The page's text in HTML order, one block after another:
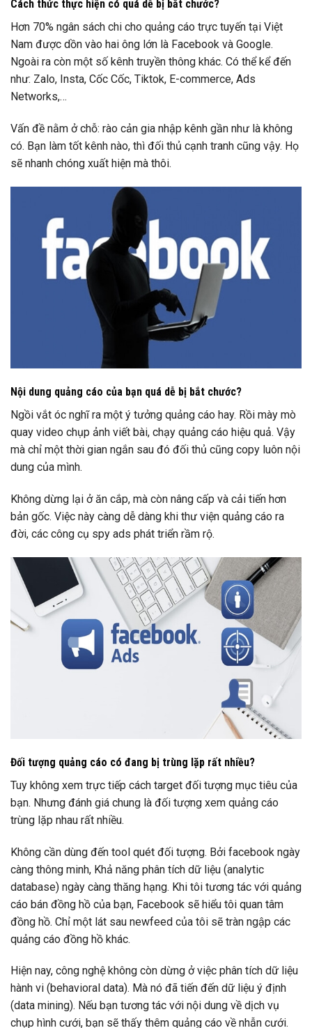
Cách thức thực hiện có quá dễ bị bắt chước?
Hơn 70% ngân sách chi cho quảng cáo trực tuyến tại Việt
Nam được dồn vào hai ông lớn là Facebook và Google.
Ngoài ra còn một số kênh truyền thông khác. Có thể kể đến
như: Zalo, Insta, Cốc Cốc, Tiktok, E-commerce, Ads
Networks,…
Vấn đề nằm ở chỗ: rào cản gia nhập kênh gần như là không
có. Bạn làm tốt kênh nào, thì đối thủ cạnh tranh cũng vậy. Họ
sẽ nhanh chóng xuất hiện mà thôi.
Nội dung quảng cáo của bạn quá dễ bị bắt chước?
Ngồi vắt óc nghĩ ra một ý tưởng quảng cáo hay. Rồi mày mò
quay video chụp ảnh viết bài, chạy quảng cáo hiệu quả. Vậy
mà chỉ một thời gian ngắn sau đó đối thủ cũng copy luôn nội
dung của mình.
Không dừng lại ở ăn cắp, mà còn nâng cấp và cải tiến hơn
bản gốc. Việc này càng dễ dàng khi thư viện quảng cáo ra
đời, các công cụ spy ads phát triển rầm rộ.
Đối tượng quảng cáo có đang bị trùng lặp rất nhiều?
Tuy không xem trực tiếp cách target đối tượng mục tiêu của
bạn. Nhưng đánh giá chung là đối tượng xem quảng cáo
trùng lặp nhau rất nhiều.
Không cần dùng đến tool quét đối tượng. Bởi facebook ngày
càng thông minh, Khả năng phân tích dữ liệu (analytic
database) ngày càng thăng hạng. Khi tôi tương tác với quảng
cáo bán đồng hồ của bạn, Facebook sẽ hiểu tôi quan tâm
đồng hồ. Chỉ một lát sau newfeed của tôi sẽ tràn ngập các
quảng cáo đồng hồ khác.
Hiện nay, công nghệ không còn dừng ở việc phân tích dữ liệu
hành vi (behavioral data). Mà nó đã tiến đến dữ liệu ý định
(data mining). Nếu bạn tương tác với nội dung về dịch vụ
chụp hình cưới, bạn sẽ thấy thêm quảng cáo về nhẫn cưới.